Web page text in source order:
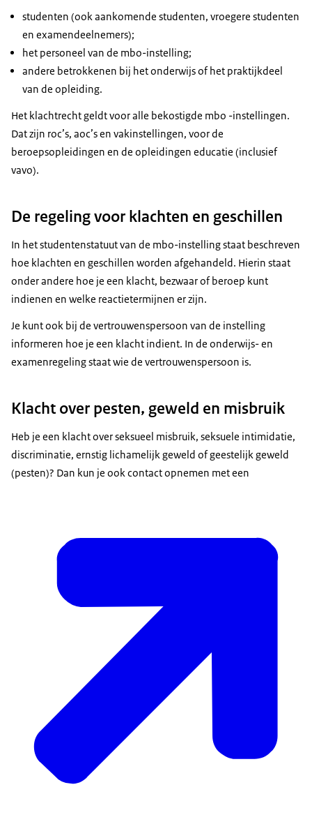
studenten (ook aankomende studenten, vroegere studenten
en examendeelnemers);
het personeel van de mbo-instelling;
andere betrokkenen bij het onderwijs of het praktijkdeel
van de opleiding.
Het klachtrecht geldt voor alle bekostigde mbo -instellingen.
Dat zijn roc’s, aoc’s en vakinstellingen, voor de
beroepsopleidingen en de opleidingen educatie (inclusief
vavo).
De regeling voor klachten en geschillen
In het studentenstatuut van de mbo-instelling staat beschreven
hoe klachten en geschillen worden afgehandeld. Hierin staat
onder andere hoe je een klacht, bezwaar of beroep kunt
indienen en welke reactietermijnen er zijn.
Je kunt ook bij de vertrouwenspersoon van de instelling
informeren hoe je een klacht indient. In de onderwijs- en
examenregeling staat wie de vertrouwenspersoon is.
Klacht over pesten, geweld en misbruik
Heb je een klacht over seksueel misbruik, seksuele intimidatie,
discriminatie, ernstig lichamelijk geweld of geestelijk geweld
(pesten)? Dan kun je ook contact opnemen met een